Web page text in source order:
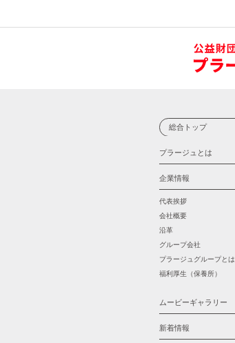
総合トップ
プラージュとは
企業情報
代表挨拶
会社概要
沿革
グループ会社
プラージュグループとは
福利厚生（保養所）
ムービーギャラリー
新着情報